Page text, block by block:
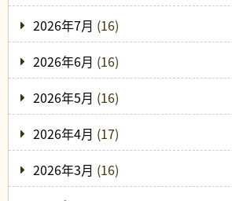
2026年7月 (16)
2026年6月 (16)
2026年5月 (16)
2026年4月 (17)
2026年3月 (16)